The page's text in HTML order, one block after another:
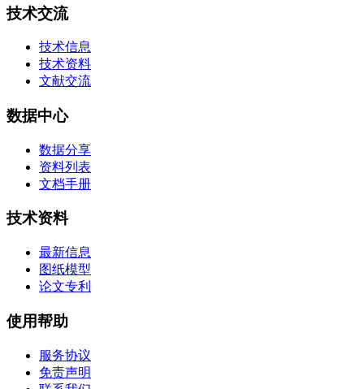
技术交流
技术信息
技术资料
文献交流
数据中心
数据分享
资料列表
文档手册
技术资料
最新信息
图纸模型
论文专利
使用帮助
服务协议
免责声明